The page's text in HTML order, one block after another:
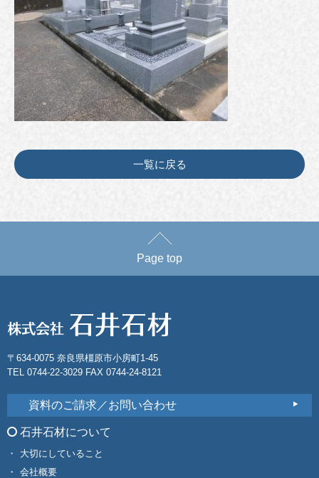
一覧に戻る
Page top
〒634-0075 奈良県橿原市小房町1-45
TEL 0744-22-3029 FAX 0744-24-8121
資料のご請求／お問い合わせ
石井石材について
大切にしていること
会社概要